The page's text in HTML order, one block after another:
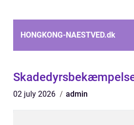
HONGKONG-NAESTVED.dk
02 july 2026 admin